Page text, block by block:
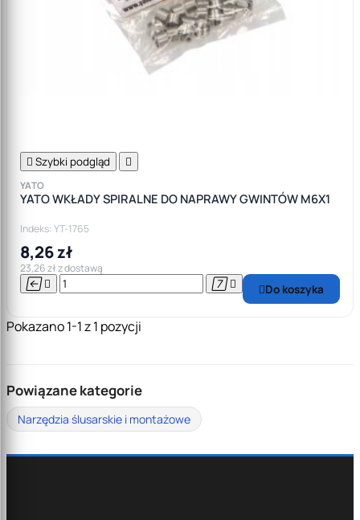
 Szybki podgląd 
YATO
YATO WKŁADY SPIRALNE DO NAPRAWY GWINTÓW M6X1
Indeks: YT-1765
8,26 zł
23,26 zł z dostawą
    Do koszyka
Pokazano 1-1 z 1 pozycji
Powiązane kategorie
Narzędzia ślusarskie i montażowe